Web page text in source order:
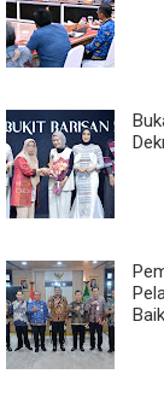
Baik